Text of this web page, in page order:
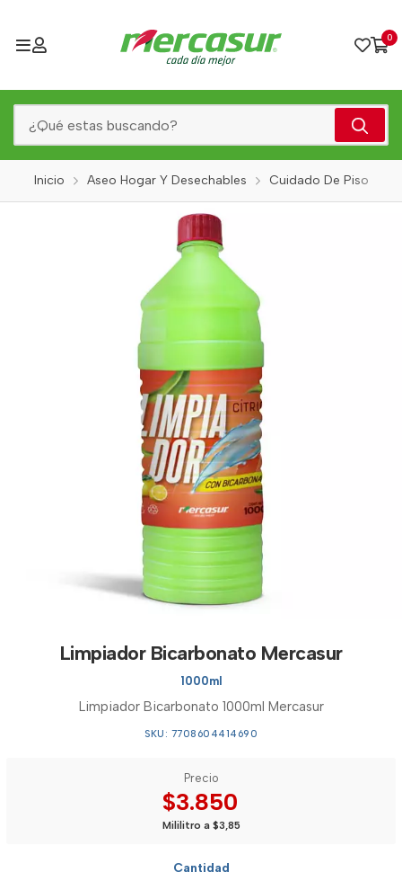
0
Inicio Aseo Hogar Y Desechables Cuidado De Piso
Limpiador Bicarbonato Mercasur
1000ml
Limpiador Bicarbonato 1000ml Mercasur
SKU: 7708604414690
Precio
$3.850
Mililitro a $3,85
Cantidad